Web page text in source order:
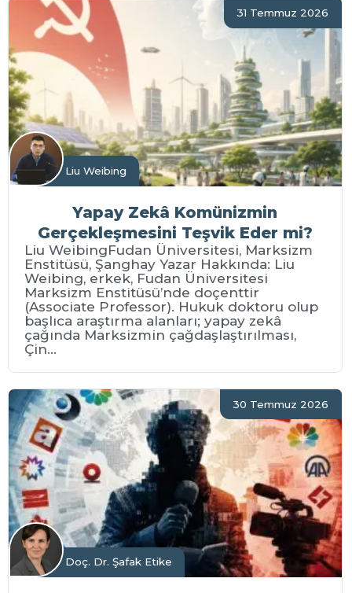
31 Temmuz 2026
Liu Weibing
Yapay Zekâ Komünizmin
Gerçekleşmesini Teşvik Eder mi?
Liu WeibingFudan Üniversitesi, Marksizm
Enstitüsü, Şanghay Yazar Hakkında: Liu
Weibing, erkek, Fudan Üniversitesi
Marksizm Enstitüsü’nde doçenttir
(Associate Professor). Hukuk doktoru olup
başlıca araştırma alanları; yapay zekâ
çağında Marksizmin çağdaşlaştırılması,
Çin...
30 Temmuz 2026
Doç. Dr. Şafak Etike